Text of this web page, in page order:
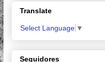
Translate
Select Language ▼
Seguidores